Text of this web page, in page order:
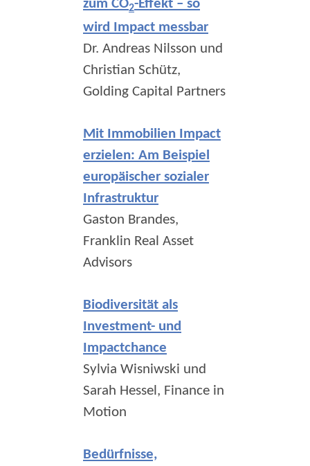
zum CO2-Effekt – so
wird Impact messbar
Dr. Andreas Nilsson und
Christian Schütz,
Golding Capital Partners
Mit Immobilien Impact
erzielen: Am Beispiel
europäischer sozialer
Infrastruktur
Gaston Brandes,
Franklin Real Asset
Advisors
Biodiversität als
Investment- und
Impactchance
Sylvia Wisniwski und
Sarah Hessel, Finance in
Motion
Bedürfnisse,